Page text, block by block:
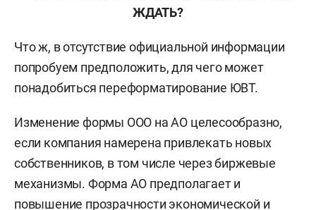
ЖДАТЬ?
Что ж, в отсутствие официальной информации
попробуем предположить, для чего может
понадобиться переформатирование ЮВТ.
Изменение формы ООО на АО целесообразно,
если компания намерена привлекать новых
собственников, в том числе через биржевые
механизмы. Форма АО предполагает и
повышение прозрачности экономической и